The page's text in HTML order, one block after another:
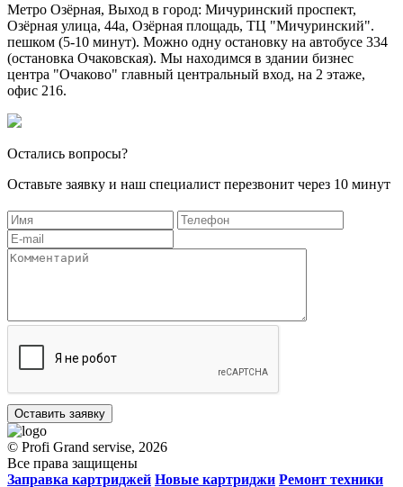
Метро Озёрная, Выход в город: Мичуринский проспект,
Озёрная улица, 44а, Озёрная площадь, ТЦ "Мичуринский".
пешком (5-10 минут). Можно одну остановку на автобусе 334
(остановка Очаковская). Мы находимся в здании бизнес
центра "Очаково" главный центральный вход, на 2 этаже,
офис 216.
Остались вопросы?
Оставьте заявку и наш специалист перезвонит через 10 минут
Оставить заявку
© Profi Grand servise, 2026
Все права защищены
Заправка картриджей Новые картриджи Ремонт техники